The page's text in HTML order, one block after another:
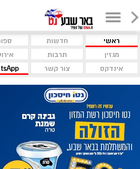
ראשי חדשות
מגזין
תרבות
אינדקס
צור קשר